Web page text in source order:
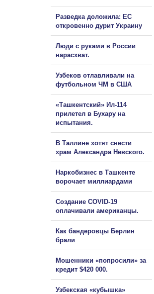
Разведка доложила: ЕС
откровенно дурит Украину
Люди с руками в России
нарасхват.
Узбеков отлавливали на
футбольном ЧМ в США
«Ташкентский» Ил-114
прилетел в Бухару на
испытания.
В Таллине хотят снести
храм Александра Невского.
Наркобизнес в Ташкенте
ворочает миллиардами
Создание COVID-19
оплачивали американцы.
Как бандеровцы Берлин
брали
Мошенники «попросили» за
кредит $420 000.
Узбекская «кубышка»